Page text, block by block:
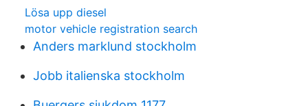
Lösa upp diesel
motor vehicle registration search
Anders marklund stockholm
Jobb italienska stockholm